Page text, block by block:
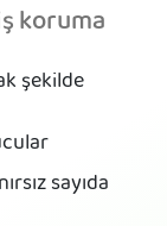
koruma
şekilde
sayıda